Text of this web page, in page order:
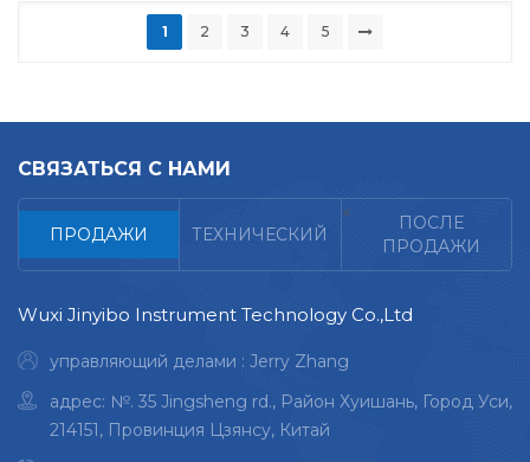
1 2 3 4 5
СВЯЗАТЬСЯ С НАМИ
ПРОДАЖИ ТЕХНИЧЕСКИЙ
<
ПОСЛЕ
ПРОДАЖИ
Wuxi Jinyibo Instrument Technology Co.,Ltd
управляющий делами : Jerry Zhang
адрес: №. 35 Jingsheng rd., Район Хуишань, Город Уси,
214151, Провинция Цзянсу, Китай